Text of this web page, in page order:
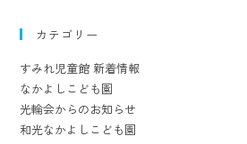
カテゴリー
すみれ児童館 新着情報
なかよしこども園
光輪会からのお知らせ
和光なかよしこども園